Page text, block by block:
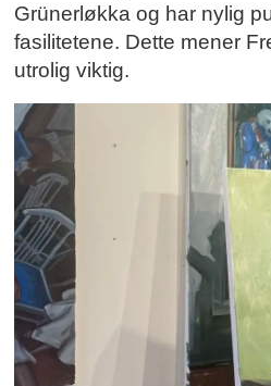
Grünerløkka og har nylig
fasilitetene. Dette mener
utrolig viktig.